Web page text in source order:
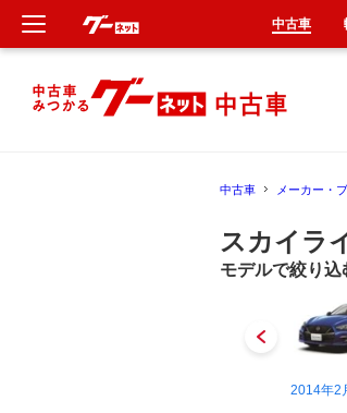
中古車 メーカー・
スカイラ
モデルで絞り込
2014年2
中古車
新車